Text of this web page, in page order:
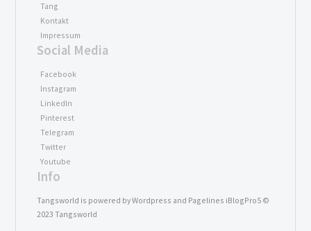
Tang
Kontakt
Impressum
Social Media
Facebook
Instagram
LinkedIn
Pinterest
Telegram
Twitter
Youtube
Info
Tangsworld is powered by Wordpress and Pagelines iBlogPro5 ©
2023 Tangsworld